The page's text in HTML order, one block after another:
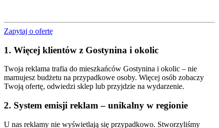
Zapytaj o ofertę
1. Więcej klientów z Gostynina i okolic
Twoja reklama trafia do mieszkańców Gostynina i okolic – nie
marnujesz budżetu na przypadkowe osoby. Więcej osób zobaczy
Twoją ofertę, odwiedzi sklep lub przyjdzie na wydarzenie.
2. System emisji reklam – unikalny w regionie
U nas reklamy nie wyświetlają się przypadkowo. Stworzyliśmy